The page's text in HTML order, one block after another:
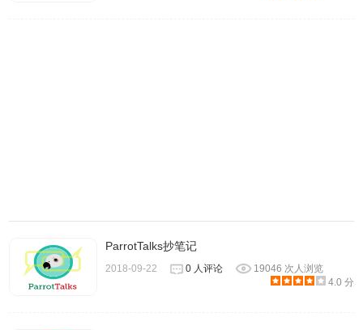
ParrotTalks抄笔记
2018-09-22 0 人评论
19046 次人浏览
4.0 分